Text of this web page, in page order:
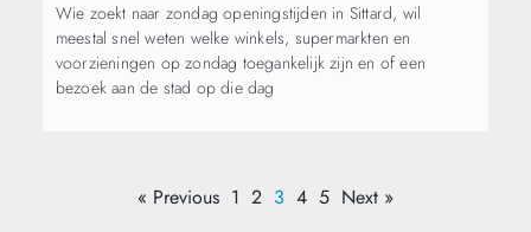
Wie zoekt naar zondag openingstijden in Sittard, wil
meestal snel weten welke winkels, supermarkten en
voorzieningen op zondag toegankelijk zijn en of een
bezoek aan de stad op die dag
« Previous 1 2 3 4 5 Next »